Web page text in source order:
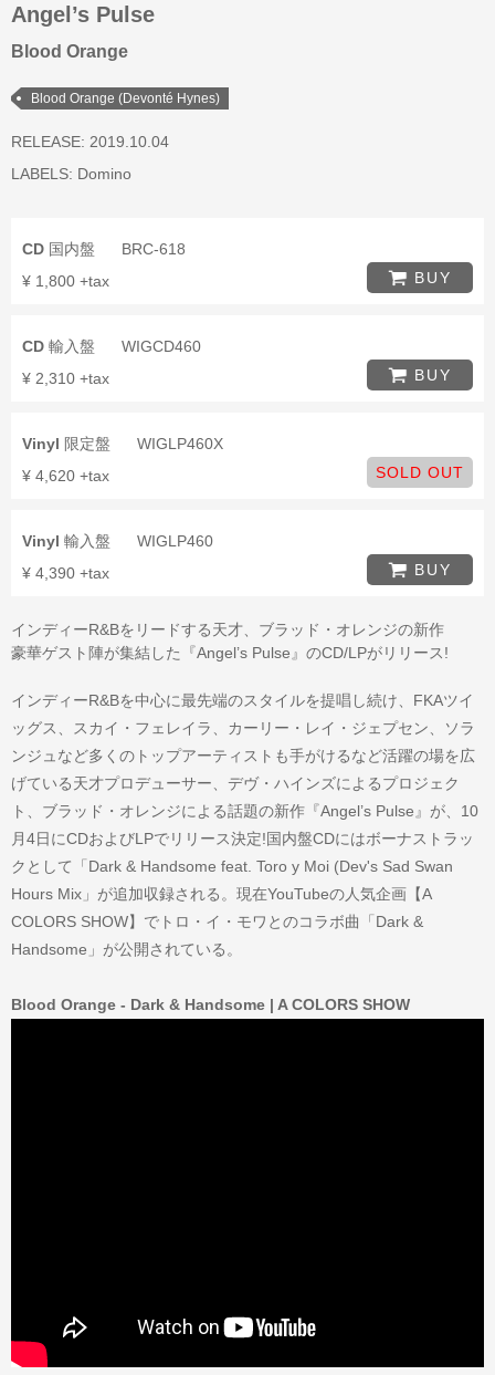
Angel’s Pulse
Blood Orange
Blood Orange (Devonté Hynes)
RELEASE: 2019.10.04
LABELS: Domino
CD 国内盤
BRC-618
¥ 1,800 +tax
BUY
CD 輸入盤
WIGCD460
¥ 2,310 +tax
BUY
Vinyl 限定盤
WIGLP460X
¥ 4,620 +tax
SOLD OUT
Vinyl 輸入盤
WIGLP460
¥ 4,390 +tax
BUY
インディーR&Bをリードする天才、ブラッド・オレンジの新作
豪華ゲスト陣が集結した『Angel’s Pulse』のCD/LPがリリース!
インディーR&Bを中心に最先端のスタイルを提唱し続け、FKAツイ
ッグス、スカイ・フェレイラ、カーリー・レイ・ジェプセン、ソラ
ンジュなど多くのトップアーティストも手がけるなど活躍の場を広
げている天才プロデューサー、デヴ・ハインズによるプロジェク
ト、ブラッド・オレンジによる話題の新作『Angel’s Pulse』が、10
月4日にCDおよびLPでリリース決定!国内盤CDにはボーナストラッ
クとして「Dark & Handsome feat. Toro y Moi (Dev's Sad Swan
Hours Mix」が追加収録される。現在YouTubeの人気企画【A
COLORS SHOW】でトロ・イ・モワとのコラボ曲「Dark &
Handsome」が公開されている。
Blood Orange - Dark & Handsome | A COLORS SHOW